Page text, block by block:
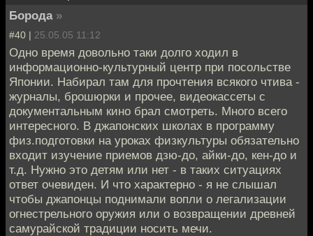
Борода »
#40 | 25.05.05 11:12
Одно время довольно таки долго ходил в
информационно-культурный центр при посольстве
Японии. Набирал там для прочтения всякого чтива -
журналы, брошюрки и прочее, видеокассеты с
документальным кино брал смотреть. Много всего
интересного. В джапонских школах в программу
физ.подготовки на уроках физкультуры обязательно
входит изучение приемов дзю-до, айки-до, кен-до и
т.д. Нужно это детям или нет - в таких ситуациях
ответ очевиден. И что характерно - я не слышал
чтобы джапонцы поднимали вопли о легализации
огнестрельного оружия или о возвращении древней
самурайской традиции носить мечи.